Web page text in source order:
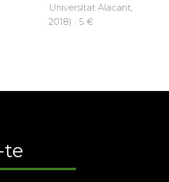
Universitat Alacant,
2018) · 5 €
te